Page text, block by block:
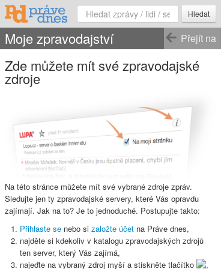
Hledat
Přejít na
Moje zpravodajství
Zde můžete mít své zpravodajské
zdroje
Na této stránce můžete mít své vybrané zdroje zpráv.
Sledujte jen ty zpravodajské servery, které Vás opravdu
zajímají. Jak na to? Je to jednoduché. Postupujte takto:
Přihlaste se nebo si založte účet na Práve dnes,
najděte si kdekoliv v katalogu zpravodajských zdrojů
ten server, který Vás zajímá,
najeďte na vybraný zdroj myší a stiskněte tlačítko ,